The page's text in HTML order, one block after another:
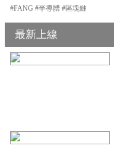
#FANG #半導體 #區塊鏈
最新上線